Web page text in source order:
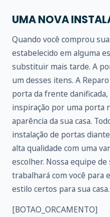
UMA NOVA
Quando você comprou
estabelecido em alguma
substituir mais tarde. A
um desses itens. A
porta da frente
inspiração por uma porta
aparência da sua casa.
instalação de portas
alta qualidade com uma
escolher. Nossa equipe
trabalhará com você para
estilo certos para sua casa.
[BOTAO_ORCAMENTO]